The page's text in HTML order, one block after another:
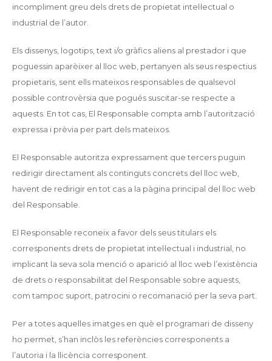
incompliment greu dels drets de propietat intel·lectual o
industrial de l’autor.
Els dissenys, logotips, text i/o gràfics aliens al prestador i que
poguessin aparèixer al lloc web, pertanyen als seus respectius
propietaris, sent ells mateixos responsables de qualsevol
possible controvèrsia que pogués suscitar-se respecte a
aquests. En tot cas, El Responsable compta amb l’autorització
expressa i prèvia per part dels mateixos.
El Responsable autoritza expressament que tercers puguin
redirigir directament als continguts concrets del lloc web,
havent de redirigir en tot cas a la pàgina principal del lloc web
del Responsable.
El Responsable reconeix a favor dels seus titulars els
corresponents drets de propietat intel·lectual i industrial, no
implicant la seva sola menció o aparició al lloc web l’existència
de drets o responsabilitat del Responsable sobre aquests,
com tampoc suport, patrocini o recomanació per la seva part.
Per a totes aquelles imatges en què el programari de disseny
ho permet, s’han inclòs les referències corresponents a
l’autoria i la llicència corresponent.